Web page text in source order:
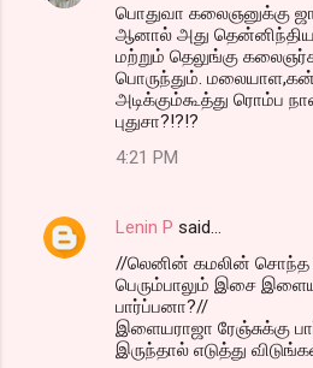
பொதுவா கலைஞனுக்கு
ஆனால் அது தென்னிந்திய
மற்றும் தெலுங்கு
பொருந்தும்.
அடிக்கும்கூத்து ரொம்ப
புதுசா?!?!?
4:21 PM
Lenin P said…
//லெனின் கமலின் சொந்த
பெரும்பாலும் இசை
பார்ப்பனா?//
இளையராஜா ரேஞ்சுக்கு
இருந்தால் எடுத்து